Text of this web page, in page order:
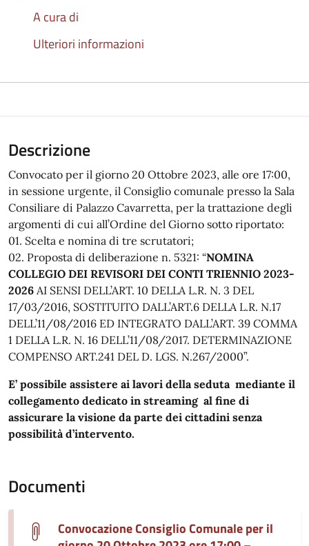
A cura di
Ulteriori informazioni
Descrizione
Convocato per il giorno 20 Ottobre 2023, alle ore 17:00,
in sessione urgente, il Consiglio comunale presso la Sala
Consiliare di Palazzo Cavarretta, per la trattazione degli
argomenti di cui all’Ordine del Giorno sotto riportato:
01. Scelta e nomina di tre scrutatori;
02. Proposta di deliberazione n. 5321: “NOMINA
COLLEGIO DEI REVISORI DEI CONTI TRIENNIO 2023-
2026 AI SENSI DELL’ART. 10 DELLA L.R. N. 3 DEL
17/03/2016, SOSTITUITO DALL’ART.6 DELLA L.R. N.17
DELL’11/08/2016 ED INTEGRATO DALL’ART. 39 COMMA
1 DELLA L.R. N. 16 DELL’11/08/2017. DETERMINAZIONE
COMPENSO ART.241 DEL D. LGS. N.267/2000”.
E’ possibile assistere ai lavori della seduta mediante il
collegamento dedicato in streaming al fine di
assicurare la visione da parte dei cittadini senza
possibilità d’intervento.
Documenti
Convocazione Consiglio Comunale per il